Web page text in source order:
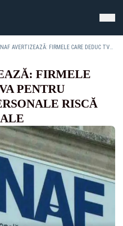
ANAF AVERTIZEAZĂ: FIRMELE CARE DEDUC TVA PENTRU CHELTUIELI PERSONALE RISCĂ INSPECȚII FISCALE
FIRMELE
PENTRU
RISCĂ